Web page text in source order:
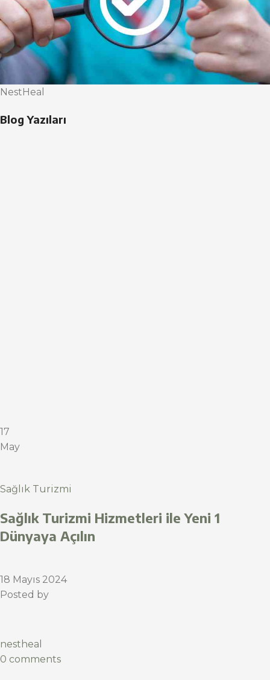
NestHeal
Blog Yazıları
17
May
Sağlık Turizmi
Sağlık Turizmi Hizmetleri ile Yeni 1
Dünyaya Açılın
18 Mayıs 2024
Posted by
nestheal
0 comments